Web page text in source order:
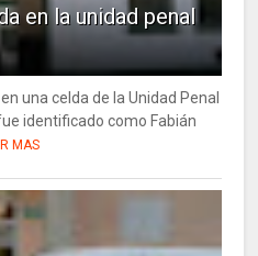
en la unidad penal
una celda de la Unidad Penal
identificado como Fabián
MAS